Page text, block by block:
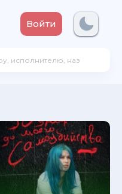
Войти